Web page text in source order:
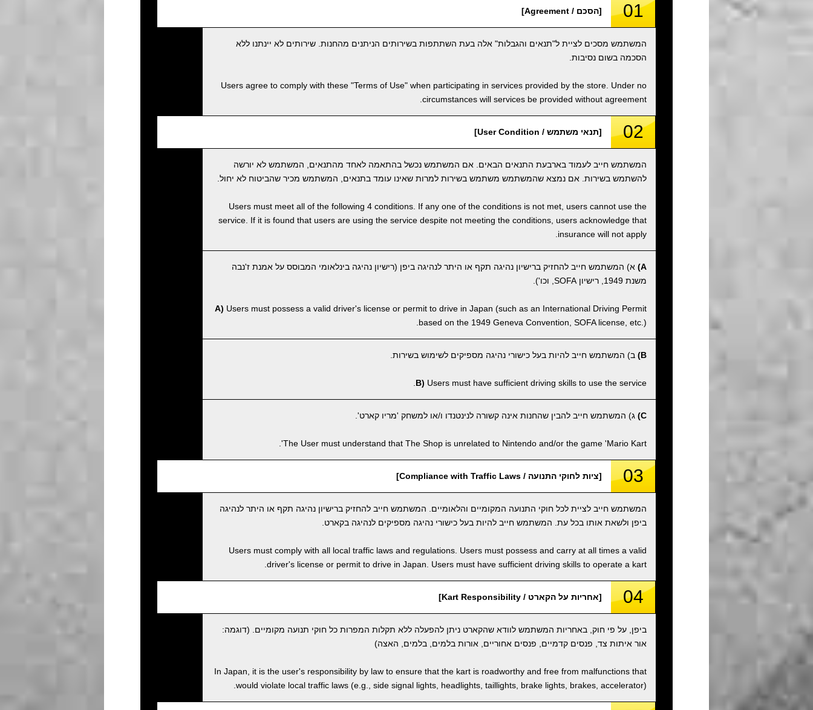
01 [הסכם / Agreement]
המשתמש מסכים לציית ל"תנאים והגבלות" אלה בעת השתתפות בשירותים הניתנים מהחנות. שירותים לא יינתנו ללא
הסכמה בשום נסיבות.
Users agree to comply with these "Terms of Use" when participating in services provided by the store. Under no
circumstances will services be provided without agreement.
02 [תנאי משתמש / User Condition]
המשתמש חייב לעמוד בארבעת התנאים הבאים. אם המשתמש נכשל בהתאמה לאחד מהתנאים, המשתמש לא יורשה
להשתמש בשירות. אם נמצא שהמשתמש משתמש בשירות למרות שאינו עומד בתנאים, המשתמש מכיר שהביטוח לא יחול.
Users must meet all of the following 4 conditions. If any one of the conditions is not met, users cannot use the
service. If it is found that users are using the service despite not meeting the conditions, users acknowledge that
insurance will not apply.
A) א) המשתמש חייב להחזיק ברישיון נהיגה תקף או היתר לנהיגה ביפן (רישיון נהיגה בינלאומי המבוסס על אמנת ז'נבה
משנת 1949, רישיון SOFA, וכו').
A) Users must possess a valid driver's license or permit to drive in Japan (such as an International Driving Permit
based on the 1949 Geneva Convention, SOFA license, etc.).
B) ב) המשתמש חייב להיות בעל כישורי נהיגה מספיקים לשימוש בשירות.
B) Users must have sufficient driving skills to use the service.
C) ג) המשתמש חייב להבין שהחנות אינה קשורה לנינטנדו ו/או למשחק 'מריו קארט'.
The User must understand that The Shop is unrelated to Nintendo and/or the game 'Mario Kart'.
03 [ציות לחוקי התנועה / Compliance with Traffic Laws]
המשתמש חייב לציית לכל חוקי התנועה המקומיים והלאומיים. המשתמש חייב להחזיק ברישיון נהיגה תקף או היתר לנהיגה
ביפן ולשאת אותו בכל עת. המשתמש חייב להיות בעל כישורי נהיגה מספיקים לנהיגה בקארט.
Users must comply with all local traffic laws and regulations. Users must possess and carry at all times a valid
driver's license or permit to drive in Japan. Users must have sufficient driving skills to operate a kart.
04 [אחריות על הקארט / Kart Responsibility]
ביפן, על פי חוק, באחריות המשתמש לוודא שהקארט ניתן להפעלה ללא תקלות המפרות כל חוקי תנועה מקומיים. (דוגמה:
אור איתות צד, פנסים קדמיים, פנסים אחוריים, אורות בלמים, בלמים, האצה)
In Japan, it is the user's responsibility by law to ensure that the kart is roadworthy and free from malfunctions that
would violate local traffic laws (e.g., side signal lights, headlights, taillights, brake lights, brakes, accelerator).